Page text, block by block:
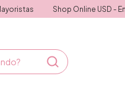
Shop Online USD -